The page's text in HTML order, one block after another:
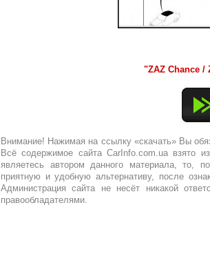
"ZAZ Chance /
Внимание! Нажимая на ссылку «скачать» Вы
Всё содержимое сайта CarInfo.com.ua взято
являетесь автором данного материала, то,
приятную и удобную альтернативу, после
Администрация сайта не несёт никакой
правообладателями.